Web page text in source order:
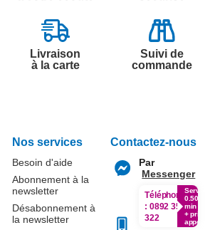
Livraison
à la carte
Suivi de
commande
Nos services
Besoin d'aide
Abonnement à la
newsletter
Désabonnement à
la newsletter
Contactez-nous
Par
Messenger
Téléphone
: 0892 350
322
Service
0.50€ /
min
+ prix
appel